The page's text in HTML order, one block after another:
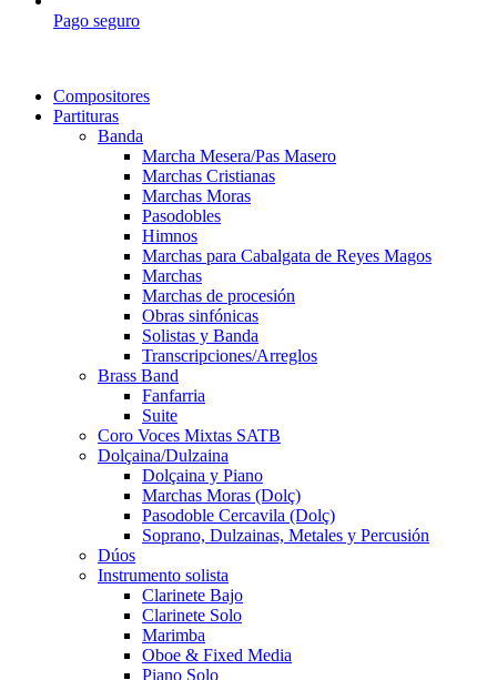
Pago seguro
Compositores
Partituras
Banda
Marcha Mesera/Pas Masero
Marchas Cristianas
Marchas Moras
Pasodobles
Himnos
Marchas para Cabalgata de Reyes Magos
Marchas
Marchas de procesión
Obras sinfónicas
Solistas y Banda
Transcripciones/Arreglos
Brass Band
Fanfarria
Suite
Coro Voces Mixtas SATB
Dolçaina/Dulzaina
Dolçaina y Piano
Marchas Moras (Dolç)
Pasodoble Cercavila (Dolç)
Soprano, Dulzainas, Metales y Percusión
Dúos
Instrumento solista
Clarinete Bajo
Clarinete Solo
Marimba
Oboe & Fixed Media
Piano Solo